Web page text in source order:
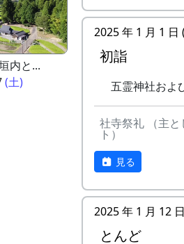
内と...
(土)
相棒の“うらめ
兵庫県のとある
田んぼでライブ
水と太陽の
⽉吉⽇
いる
14 静かに
15
16
収穫の秋
17
棚⽥のス
2025 年 1 月 1 日
初詣
五霊神社およ
社寺祭礼 （主
ト）
見る
2025 年 1 月 12 日
とんど